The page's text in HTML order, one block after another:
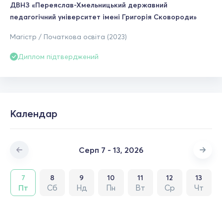
ДВНЗ «Переяслав-Хмельницький державний
педагогічний університет імені Григорія Сковороди»
Магістр / Початкова освіта (2023)
Диплом підтверджений
Календар
Серп 7 - 13, 2026
7
Пт
8
Сб
9
Нд
10
Пн
11
Вт
12
Ср
13
Чт